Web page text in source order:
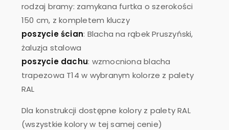
rodzaj bramy: zamykana furtka o szerokości
150 cm, z kompletem kluczy
poszycie ścian: Blacha na rąbek Pruszyński,
żaluzja stalowa
poszycie dachu: wzmocniona blacha
trapezowa T14 w wybranym kolorze z palety
RAL
Dla konstrukcji dostępne kolory z palety RAL
(wszystkie kolory w tej samej cenie)